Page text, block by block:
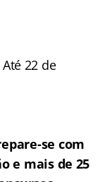
Até 22 de
se com
e mais de 25